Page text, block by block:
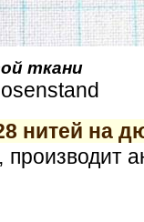
ткани
нитей на